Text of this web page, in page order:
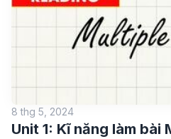
8 thg 5, 2024
Unit 1: Kĩ năng làm bài